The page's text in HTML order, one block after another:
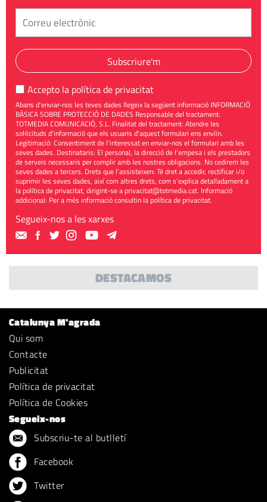
Subscriure'm
Accepto la política de privacitat
Abans d'enviar-nos les teves dades llegeix la següent informació INFORMACIÓ
BÀSICA SOBRE PROTECCIÓ DE DADES Responsable del tractament:
TOTMEDIA COMUNICACIÓ, S.L. Finalitat del tractament: Atendre les
sol·licituds d'informació que els usuaris d'aquest formulari ens enviïn.
Legitimació: Consentiment de l'interessat en enviar-nos el formulari amb les
seves dades. Destinataris: El personal, la direcció de l'empesa i els prestadors
de serveis necessaris per complir amb les nostres obligacions. No cedirem les
seves dades a tercers. Drets que l'assisteixen: Té dret a accedir, rectificar i/o
suprimir les seves dades, així com altres drets, com s'explica detalladament a
la política de privacitat, dirigint-se aprivacitat@totmedia.cat. Informació
addicional: Per a més informació consultin lapolítica de privacitat.
Segueix-nos a les xarxes
DESTACAMOS
Catalunya M'agrada
Qui som
Contacte
Publicitat
Política de privacitat
Política de Cookies
Segueix-nos
Subscriu-te al butlletí
Facebook
Twitter